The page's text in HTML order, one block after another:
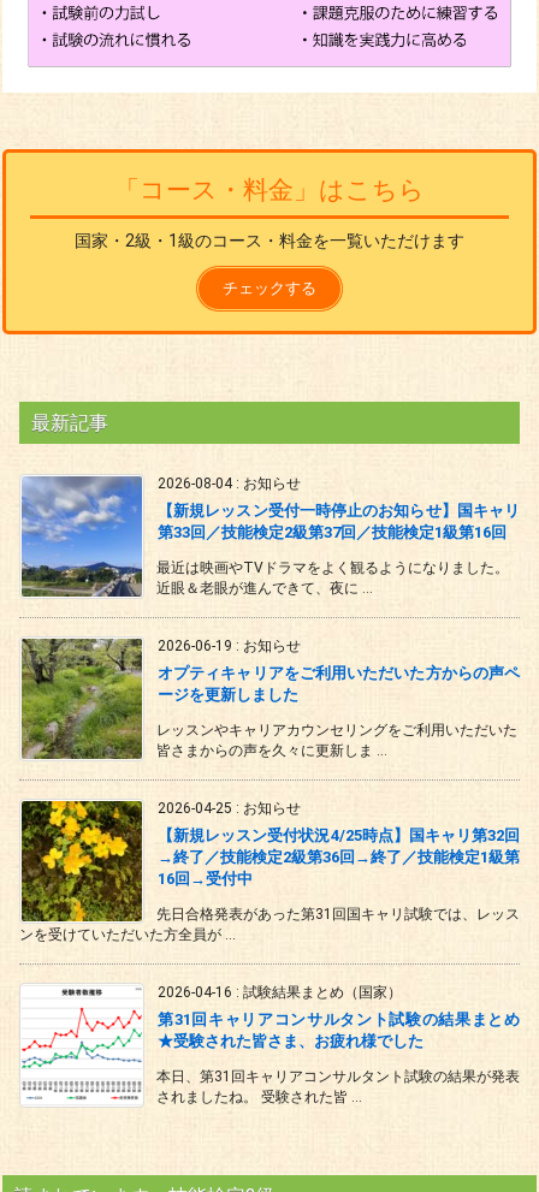
「コース・料金」はこちら
国家・2級・1級のコース・料金を一覧いただけます
チェックする
最新記事
2026-08-04: お知らせ
【新規レッスン受付一時停止のお知らせ】国キャリ
第33回／技能検定2級第37回／技能検定1級第16回
最近は映画やTVドラマをよく観るようになりました。
近眼＆老眼が進んできて、夜に ...
2026-06-19 : お知らせ
オプティキャリアをご利用いただいた方からの声ペ
ージを更新しました
レッスンやキャリアカウンセリングをご利用いただいた
皆さまからの声を久々に更新しま ...
2026-04-25 : お知らせ
【新規レッスン受付状況4/25時点】国キャリ第32回
→終了／技能検定2級第36回→終了／技能検定1級第
16回→受付中
先日合格発表があった第31回国キャリ試験では、レッス
ンを受けていただいた方全員が ...
2026-04-16 : 試験結果まとめ（国家）
第31回キャリアコンサルタント試験の結果まとめ
★受験された皆さま、お疲れ様でした
本日、第31回キャリアコンサルタント試験の結果が発表
されましたね。 受験された皆 ...